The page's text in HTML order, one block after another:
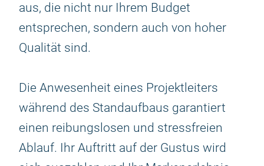
aus, die nicht nur Ihrem Budget
entsprechen, sondern auch von hoher
Qualität sind.
Die Anwesenheit eines Projektleiters
während des Standaufbaus garantiert
einen reibungslosen und stressfreien
Ablauf. Ihr Auftritt auf der Gustus wird